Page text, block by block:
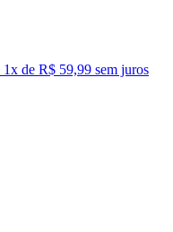
1x de R$ 59,99 sem juros